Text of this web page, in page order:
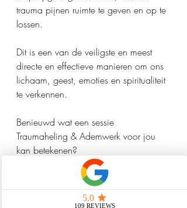
trauma pijnen ruimte te geven en op te
lossen.
Dit is een van de veiligste en meest
directe en effectieve manieren om ons
lichaam, geest, emoties en spiritualiteit
te verkennen.
Benieuwd wat een sessie
Traumaheling & Ademwerk voor jou
kan betekenen?
Stuur mij een berichtje voor het
plannen van een afspraak, meer info
of een gratis en vrijblijvend